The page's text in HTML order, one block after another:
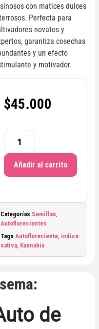
con matices dulces
Perfecta para
novatos y
garantiza cosechas
y un efecto
y motivador.
$45.000
Añadir al carrito
Categorías Semillas
Autoflorecientes
Tags Autofloreciente indica-
sativa Kannabia
de